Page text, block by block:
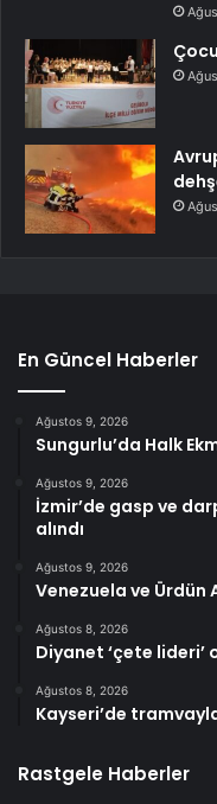
En Güncel Haberler
Ağustos 9, 2026
Sungurlu’da Halk
Ağustos 9, 2026
İzmir’de gasp ve
alındı
Ağustos 9, 2026
Venezuela ve Ürdün
Ağustos 8, 2026
Diyanet ‘çete lideri’
Ağustos 8, 2026
Kayseri’de
Rastgele Haberler